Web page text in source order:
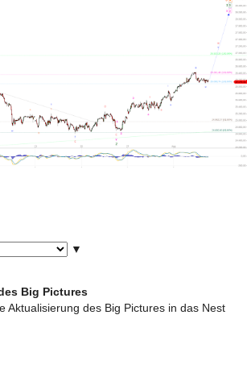
▼
Big Pictures
Aktualisierung des Big Pictures in das Nest